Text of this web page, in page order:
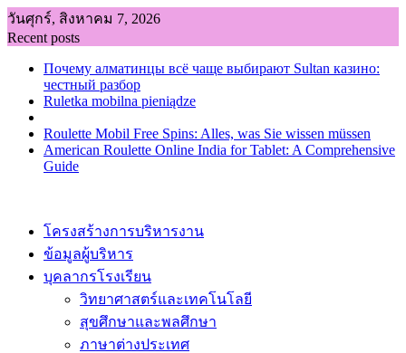
Skip
to
content
วันศุกร์, สิงหาคม 7, 2026
Recent posts
Почему алматинцы всё чаще выбирают Sultan казино:
честный разбор
Ruletka mobilna pieniądze
Roulette Mobil Free Spins: Alles, was Sie wissen müssen
American Roulette Online India for Tablet: A Comprehensive
Guide
โครงสร้างการบริหารงาน
ข้อมูลผู้บริหาร
บุคลากรโรงเรียน
วิทยาศาสตร์และเทคโนโลยี
สุขศึกษาและพลศึกษา
ภาษาต่างประเทศ